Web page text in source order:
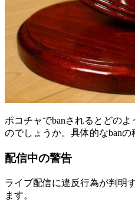
ポコチャでbanされるとどの
のでしょうか。具体的なbanの
配信中の警告
ライブ配信に違反行為が判明
ます。